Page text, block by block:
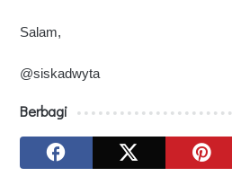
Salam,
@siskadwyta
Berbagi